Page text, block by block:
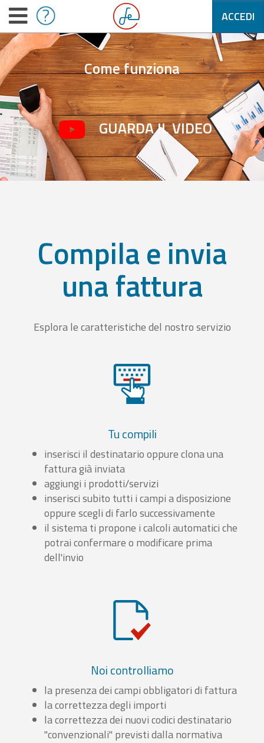
ACCEDI
Come funziona
GUARDA IL VIDEO
Compila e invia
una fattura
Esplora le caratteristiche del nostro servizio
Tu compili
inserisci il destinatario oppure clona una
fattura già inviata
aggiungi i prodotti/servizi
inserisci subito tutti i campi a disposizione
oppure scegli di farlo successivamente
il sistema ti propone i calcoli automatici che
potrai confermare o modificare prima
dell'invio
Noi controlliamo
la presenza dei campi obbligatori di fattura
la correttezza degli importi
la correttezza dei nuovi codici destinatario
"convenzionali" previsti dalla normativa